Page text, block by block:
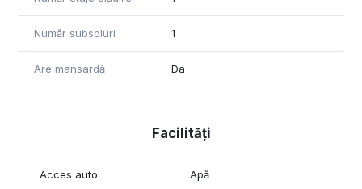
Număr subsoluri 1
Are mansardă Da
Facilități
Acces auto Apă